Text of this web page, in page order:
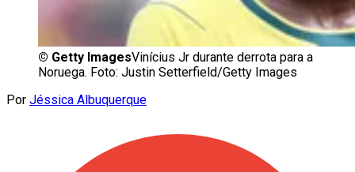
© Getty ImagesVinícius Jr durante derrota para a
Noruega. Foto: Justin Setterfield/Getty Images
Por Jéssica Albuquerque